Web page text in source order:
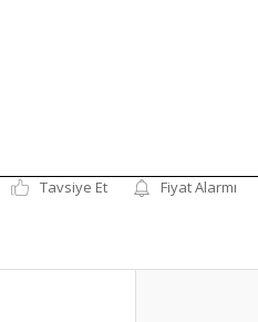
Tavsiye Et Fiyat Alarmı